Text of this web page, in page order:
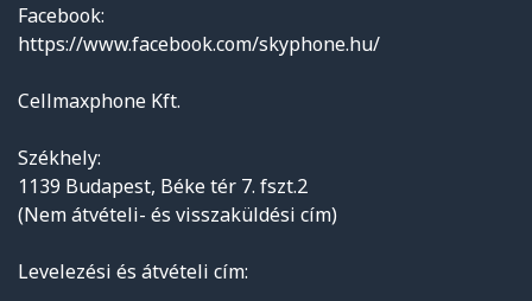
Facebook:
https://www.facebook.com/skyphone.hu/
Cellmaxphone Kft.
Székhely:
1139 Budapest, Béke tér 7. fszt.2
(Nem átvételi- és visszaküldési cím)
Levelezési és átvételi cím: